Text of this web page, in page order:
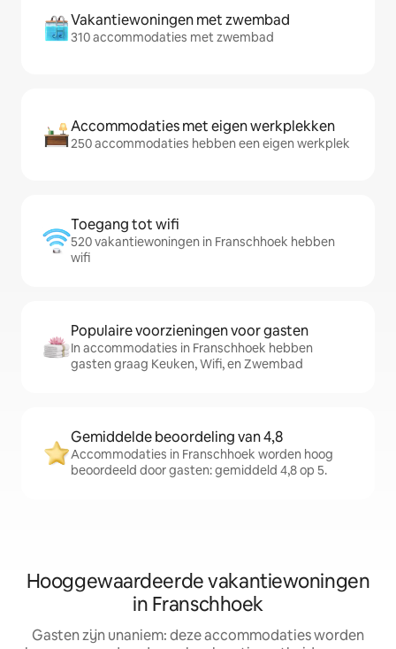
Vakantiewoningen met zwembad
310 accommodaties met zwembad
Accommodaties met eigen werkplekken
250 accommodaties hebben een eigen werkplek
Toegang tot wifi
520 vakantiewoningen in Franschhoek hebben
wifi
Populaire voorzieningen voor gasten
In accommodaties in Franschhoek hebben
gasten graag Keuken, Wifi, en Zwembad
Gemiddelde beoordeling van 4,8
Accommodaties in Franschhoek worden hoog
beoordeeld door gasten: gemiddeld 4,8 op 5.
Hooggewaardeerde vakantiewoningen
in Franschhoek
Gasten zijn unaniem: deze accommodaties worden